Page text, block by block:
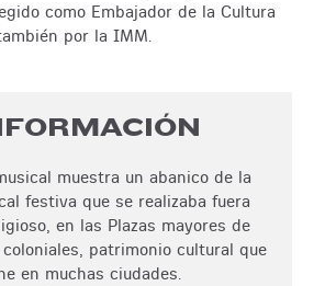
como Embajador de la Cultura
por la IMM.
muestra un abanico de la
festiva que se realizaba fuera
en las Plazas mayores de
patrimonio cultural que
en muchas ciudades.